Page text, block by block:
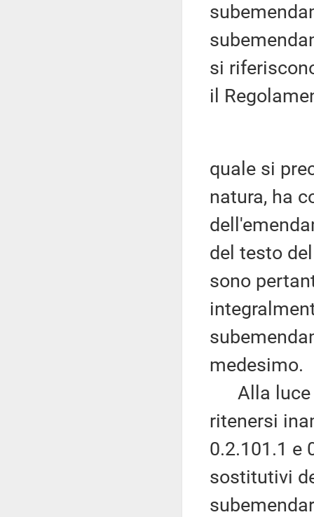
si
il
quale si
natura, ha
del testo
sono
medesimo.
Alla luce
ritenersi
0.2.101.1 e
sostitutivi